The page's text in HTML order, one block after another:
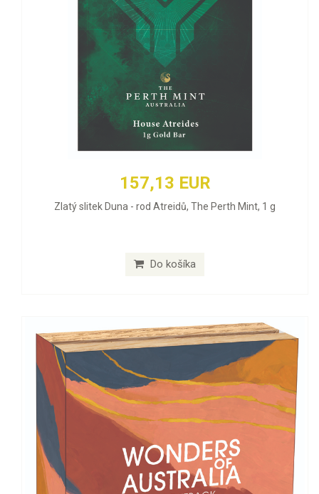
157,13 EUR
Zlatý slitek Duna - rod Atreidů, The Perth Mint, 1 g
Do košíka